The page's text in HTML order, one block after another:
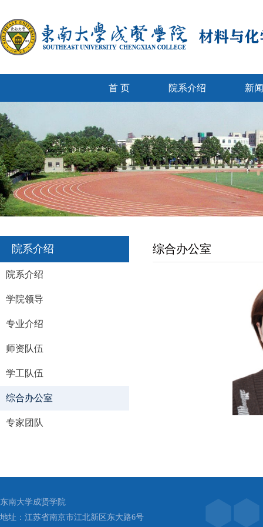
首 页 院系介绍 新
院系介绍
院系介绍
学院领导
专业介绍
师资队伍
学工队伍
综合办公室
专家团队
综合办公室
东南大学成贤学院
地址：江苏省南京市江北新区东大路6号